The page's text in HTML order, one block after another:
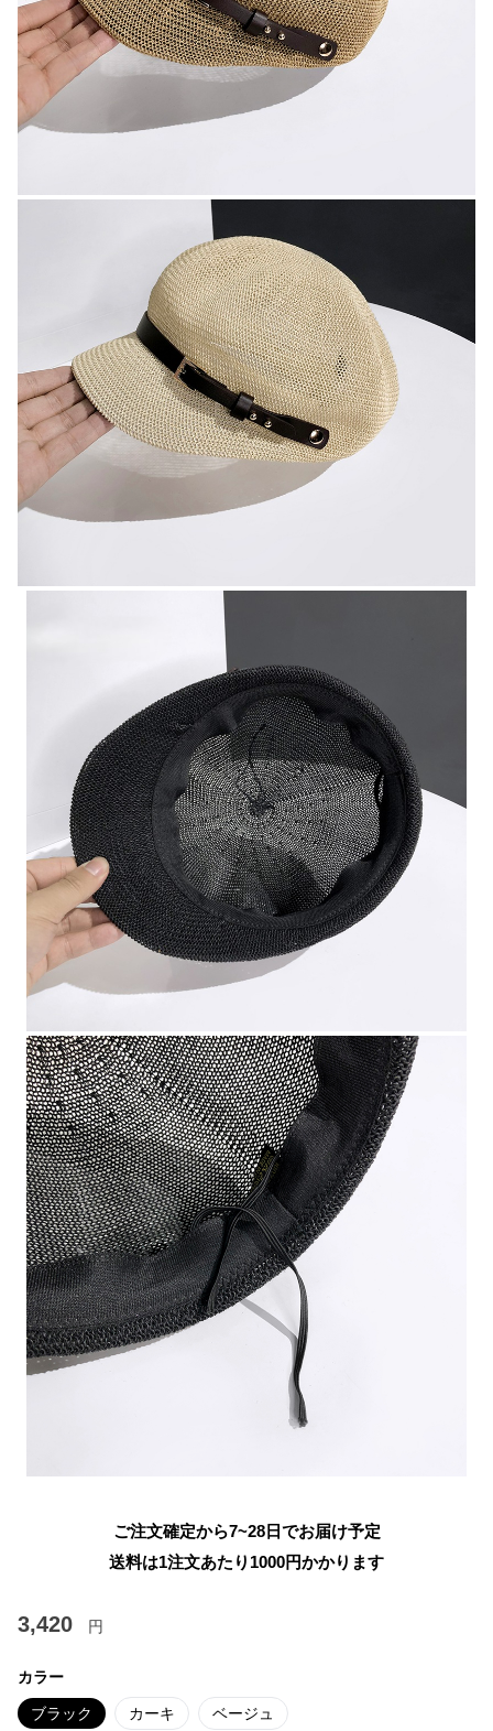
ご注文確定から7~28日でお届け予定
送料は1注文あたり 1000円かかります
3,420 円
カラー
ブラック カーキ ベージュ